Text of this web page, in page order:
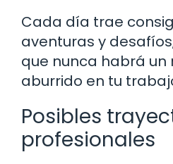
Cada día trae
aventuras y
que nunca habrá
aburrido en tu
Posibles
profesionales